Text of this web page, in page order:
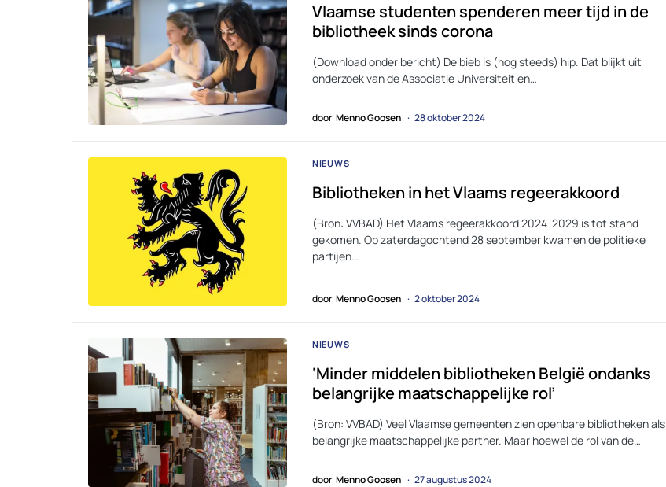
Vlaamse studenten spenderen meer tijd in de
bibliotheek sinds corona
(Download onder bericht) De bieb is (nog steeds) hip. Dat blijkt uit
onderzoek van de Associatie Universiteit en…
door Menno Goosen 28 oktober 2024
NIEUWS
Bibliotheken in het Vlaams regeerakkoord
(Bron: VVBAD) Het Vlaams regeerakkoord 2024-2029 is tot stand
gekomen. Op zaterdagochtend 28 september kwamen de politieke
partijen…
door Menno Goosen 2 oktober 2024
NIEUWS
‘Minder middelen bibliotheken België ondanks
belangrijke maatschappelijke rol’
(Bron: VVBAD) Veel Vlaamse gemeenten zien openbare bibliotheken als
belangrijke maatschappelijke partner. Maar hoewel de rol van de…
door Menno Goosen 27 augustus 2024